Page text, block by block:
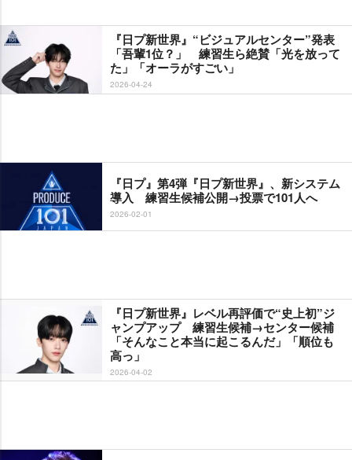
『日プ新世界』“ビジュアルセンター”発表
「吾輩1位？」 練習生ら絶賛「光を放って
た」「オーラがすごい」
2026-04-24
『日プ』第4弾『日プ新世界』、新システム
導入 練習生候補公開→投票で101人へ
2026-02-01
『日プ新世界』レベル再評価で“史上初”ジ
ャンプアップ 練習生候補→センター候補
「そんなこと本当に起こるんだ」「順位も
高っ」
2026-04-02